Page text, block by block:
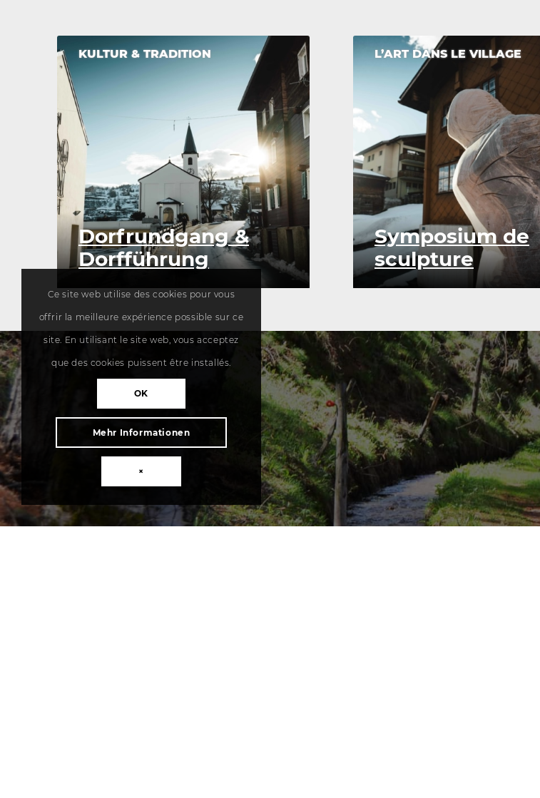
KULTUR & TRADITION
Dorfrundgang &
Dorfführung
L’ART DANS LE VILLAGE
Symposium de
sculpture
Ce site web utilise des cookies pour vous
offrir la meilleure expérience possible sur ce
site. En utilisant le site web, vous acceptez
que des cookies puissent être installés.
OK
Mehr Informationen
×